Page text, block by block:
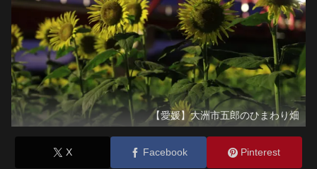
【愛媛】大洲市五郎のひまわり畑
X Facebook Pinterest